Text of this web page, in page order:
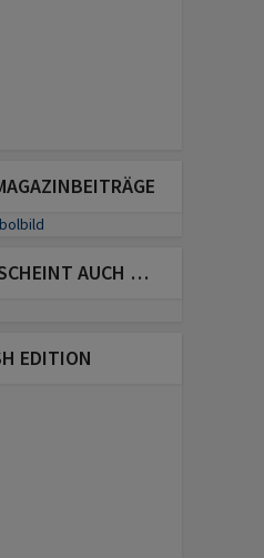
AUCH …
EDITION